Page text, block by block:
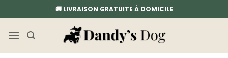
au
contenu
🚚 LIVRAISON GRATUITE À DOMICILE